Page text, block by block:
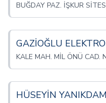
BUĞDAY PAZ. İŞKUR
GAZİOĞLU
KALE MAH. MİL ÖNÜ CAD.
HÜSEYİN